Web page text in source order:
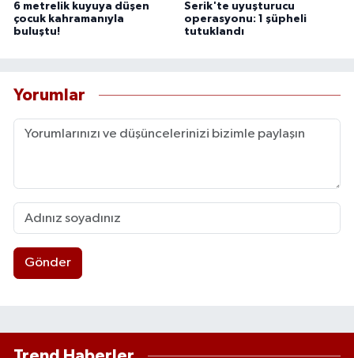
6 metrelik kuyuya düşen
çocuk kahramanıyla
buluştu!
Serik'te uyuşturucu
operasyonu: 1 şüpheli
tutuklandı
Yorumlar
Gönder